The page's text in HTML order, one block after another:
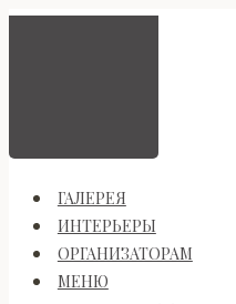
Перейти
ГАЛЕРЕЯ
ИНТЕРЬЕРЫ
ОРГАНИЗАТОРАМ
МЕНЮ